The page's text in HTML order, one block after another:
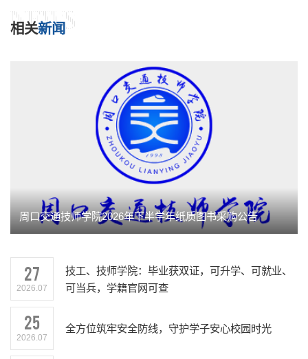
NEWS
相关新闻
周口交通技师学院2026年下半学年纸质图书采购公告
27
2026.07
技工、技师学院：毕业获双证，可升学、可就业、
可当兵，学籍官网可查
25
2026.07
全方位筑牢安全防线，守护学子安心校园时光